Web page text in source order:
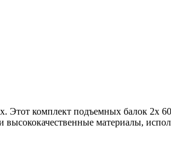
комплект подъемных балок 2x 60
материалы,